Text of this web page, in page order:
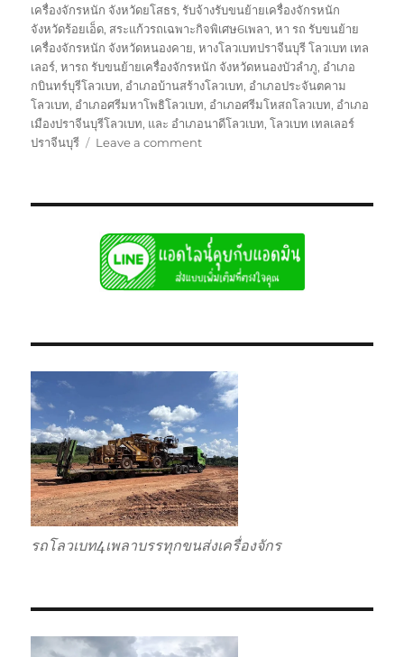
เครื่องจักรหนัก จังหวัดยโสธร,รับจ้างรับขนย้ายเครื่องจักรหนัก
จังหวัดร้อยเอ็ด, สระแก้วรถเฉพาะกิจพิเศษ6เพลา,หา รถ รับขนย้าย
เครื่องจักรหนัก จังหวัดหนองคาย,หางโลวเบทปราจีนบุรี โลวเบท เทล
เลอร์,หารถ รับขนย้ายเครื่องจักรหนัก จังหวัดหนองบัวลำภู, อำเภอ
กบินทร์บุรีโลวเบท, อำเภอบ้านสร้างโลวเบท, อำเภอประจันตคาม
โลวเบท, อำเภอศรีมหาโพธิโลวเบท, อำเภอศรีมโหสถโลวเบท, อำเภอ
เมืองปราจีนบุรีโลวเบท, และ อำเภอนาดีโลวเบท,โลวเบท เทลเลอร์
ปราจีนบุรี
Leave a commenton
ร์
บรรทุก
รับ
ส่ง
เหมา
กลับ
รวม
รถโลวเบท4เพลาบรรทุกขนส่งเครื่องจักร